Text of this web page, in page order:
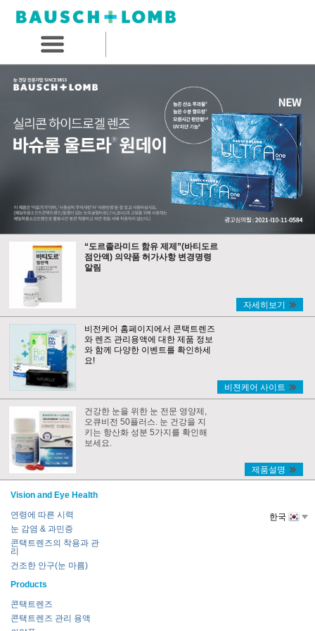
“도르졸라미드 함유 제제”(바티도르
점안액) 의약품 허가사항 변경명령
알림
자세히보기
비전케어 홈페이지에서 콘택트렌즈
와 렌즈 관리용액에 대한 제품 정보
와 함께 다양한 이벤트를 확인하세
요!
비젼케어 사이트
건강한 눈을 위한 눈 전문 영양제,
오큐비전 50플러스. 눈 건강을 지
키는 항산화 성분 5가지를 확인해
보세요.
제품설명
Vision and Eye Health
연령에 따른 시력
눈 감염 & 과민증
콘택트렌즈의 착용과 관
리
건조한 안구(눈 마름)
Products
콘택트렌즈
콘택트렌즈 관리 용액
한국